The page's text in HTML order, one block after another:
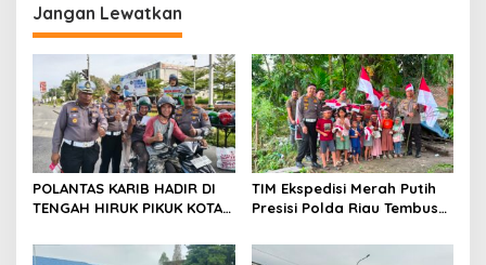
a
s
i
p
o
s
Jangan Lewatkan
POLANTAS KARIB HADIR DI
TENGAH HIRUK PIKUK KOTA
POLDA RIAU KOBARKAN
TIM Ekspedisi Merah Putih
Presisi Polda Riau Tembus
Kobarkan Semangat Merah